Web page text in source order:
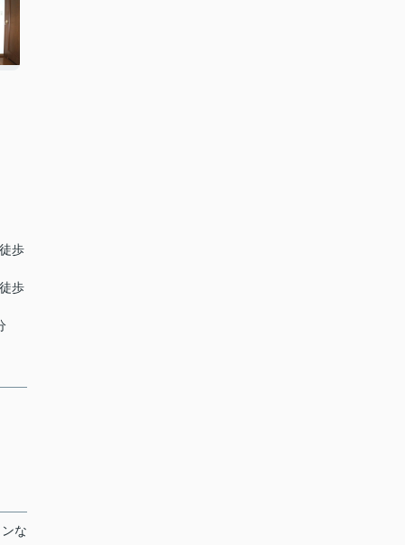
歩
歩
な